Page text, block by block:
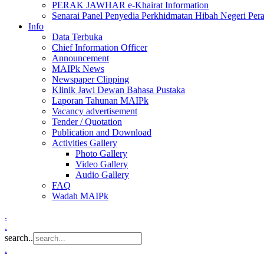
PERAK JAWHAR e-Khairat Information
Senarai Panel Penyedia Perkhidmatan Hibah Negeri
Info
Data Terbuka
Chief Information Officer
Announcement
MAIPk News
Newspaper Clipping
Klinik Jawi Dewan Bahasa Pustaka
Laporan Tahunan MAIPk
Vacancy advertisement
Tender / Quotation
Publication and Download
Activities Gallery
Photo Gallery
Video Gallery
Audio Gallery
FAQ
Wadah MAIPk
.
.
search..
.